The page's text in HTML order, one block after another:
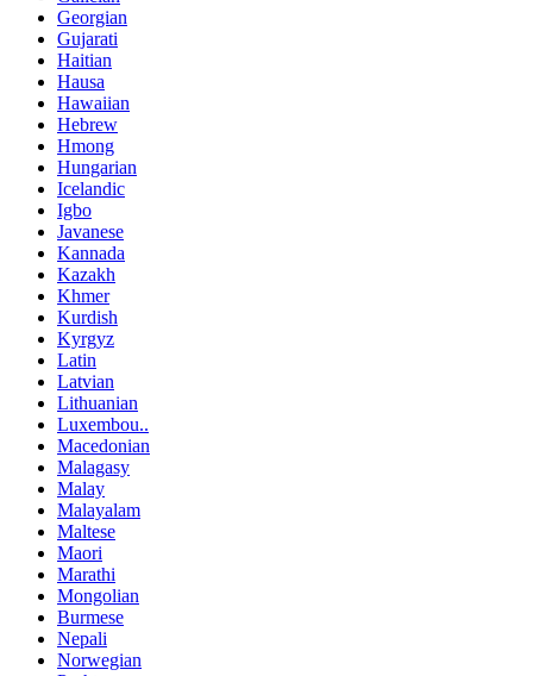
Georgian
Gujarati
Haitian
Hausa
Hawaiian
Hebrew
Hmong
Hungarian
Icelandic
Igbo
Javanese
Kannada
Kazakh
Khmer
Kurdish
Kyrgyz
Latin
Latvian
Lithuanian
Luxembou..
Macedonian
Malagasy
Malay
Malayalam
Maltese
Maori
Marathi
Mongolian
Burmese
Nepali
Norwegian